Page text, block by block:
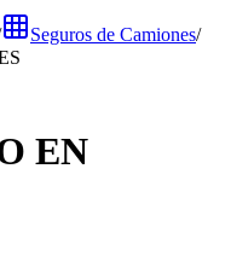
Seguros de Camiones/
EN